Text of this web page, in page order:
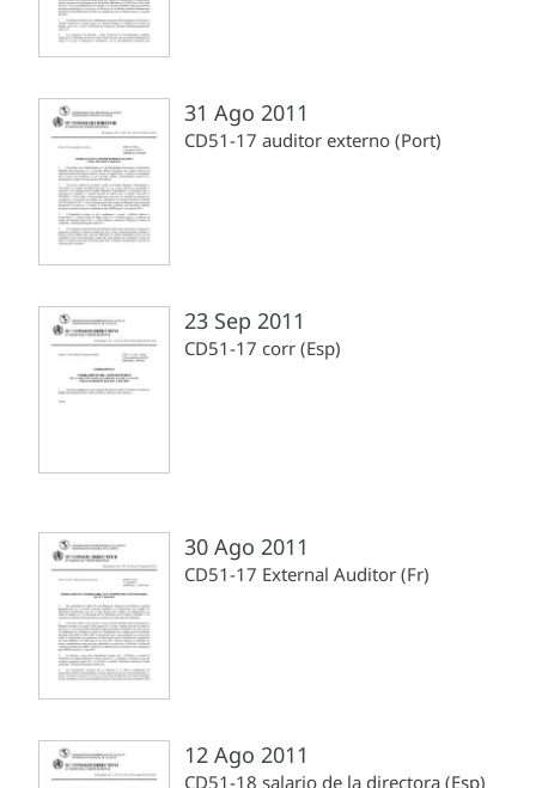
31 Ago 2011
CD51-17 auditor externo (Port)
23 Sep 2011
CD51-17 corr (Esp)
30 Ago 2011
CD51-17 External Auditor (Fr)
12 Ago 2011
CD51-18 salario de la directora (Esp)